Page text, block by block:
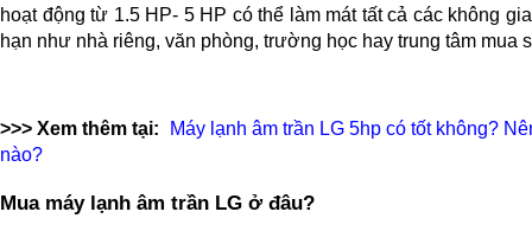
hoạt động từ 1.5 HP- 5 HP có thể làm mát tất cả các không
hạn như nhà riêng, văn phòng, trường học hay trung tâm mua
>>> Xem thêm tại:
Máy lạnh âm trần LG 5hp có tốt không?
nào?
Mua máy lạnh âm trần LG ở đâu?